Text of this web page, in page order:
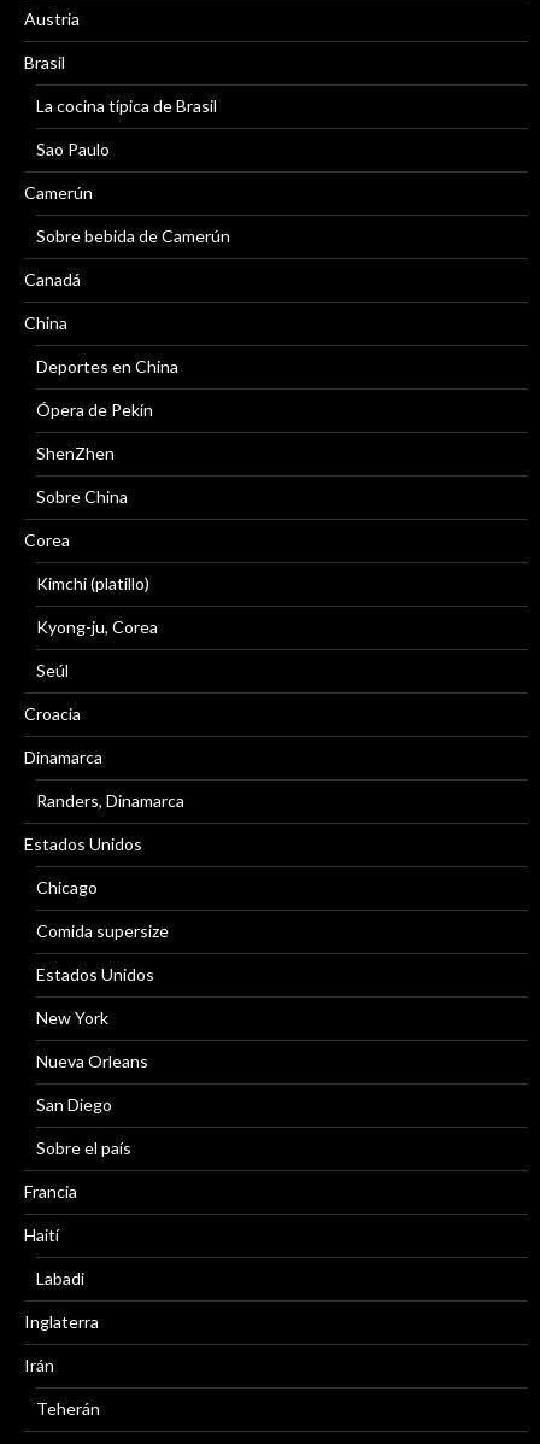
Austria
Brasil
La cocina típica de Brasil
Sao Paulo
Camerún
Sobre bebida de Camerún
Canadá
China
Deportes en China
Ópera de Pekín
ShenZhen
Sobre China
Corea
Kimchi (platillo)
Kyong-ju, Corea
Seúl
Croacia
Dinamarca
Randers, Dinamarca
Estados Unidos
Chicago
Comida supersize
Estados Unidos
New York
Nueva Orleans
San Diego
Sobre el país
Francia
Haití
Labadi
Inglaterra
Irán
Teherán